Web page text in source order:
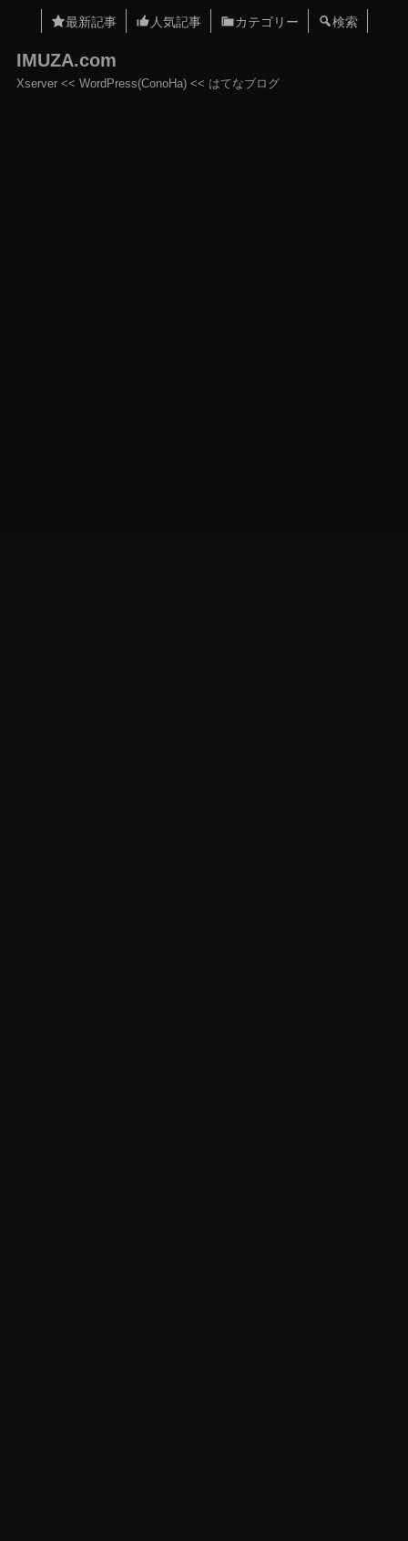
最新記事 人気記事 カテゴリー 検索
IMUZA.com
Xserver << WordPress(ConoHa) << はてなブログ